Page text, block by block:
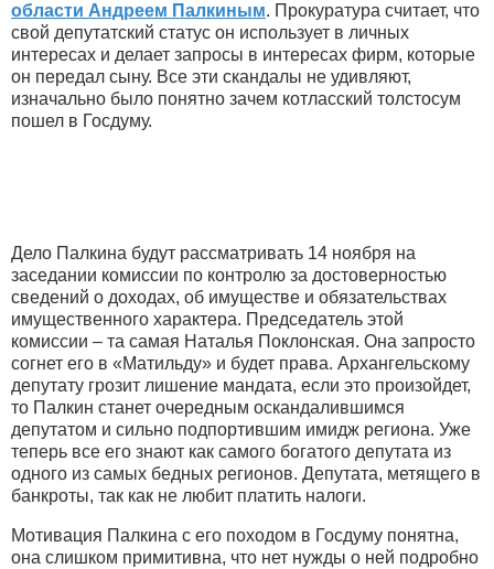
области Андреем Палкиным. Прокуратура считает, что
свой депутатский статус он использует в личных
интересах и делает запросы в интересах фирм, которые
он передал сыну. Все эти скандалы не удивляют,
изначально было понятно зачем котласский толстосум
пошел в Госдуму.
Дело Палкина будут рассматривать 14 ноября на
заседании комиссии по контролю за достоверностью
сведений о доходах, об имуществе и обязательствах
имущественного характера. Председатель этой
комиссии – та самая Наталья Поклонская. Она запросто
согнет его в «Матильду» и будет права. Архангельскому
депутату грозит лишение мандата, если это произойдет,
то Палкин станет очередным оскандалившимся
депутатом и сильно подпортившим имидж региона. Уже
теперь все его знают как самого богатого депутата из
одного из самых бедных регионов. Депутата, метящего в
банкроты, так как не любит платить налоги.
Мотивация Палкина с его походом в Госдуму понятна,
она слишком примитивна, что нет нужды о ней подробно